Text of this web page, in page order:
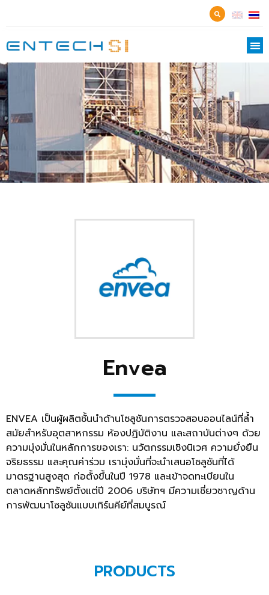
Envea
ENVEA เป็นผู้ผลิตชั้นนำด้านโซลูชันการตรวจสอบออนไลน์ที่ล้ำ
สมัยสำหรับอุตสาหกรรม ห้องปฏิบัติงาน และสถาบันต่างๆ ด้วย
ความมุ่งมั่นในหลักการของเรา: นวัตกรรมเชิงนิเวศ ความยั่งยืน
จริยธรรม และคุณค่าร่วม เรามุ่งมั่นที่จะนำเสนอโซลูชันที่ได้
มาตรฐานสูงสุด ก่อตั้งขึ้นในปี 1978 และเข้าจดทะเบียนใน
ตลาดหลักทรัพย์ตั้งแต่ปี 2006 บริษัทฯ มีความเชี่ยวชาญด้าน
การพัฒนาโซลูชันแบบเทิร์นคีย์ที่สมบูรณ์
PRODUCTS